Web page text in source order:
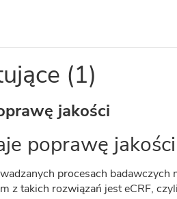
(1)
jakości
poprawę jakości
procesach
z takich rozwiązań jest eCRF,